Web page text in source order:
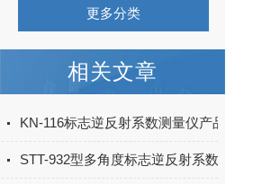
更多分类
相关文章
KN-116标志逆反射系数测量仪产品简介
STT-932型多角度标志逆反射系数检测仪